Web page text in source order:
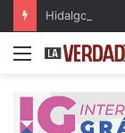
Menu